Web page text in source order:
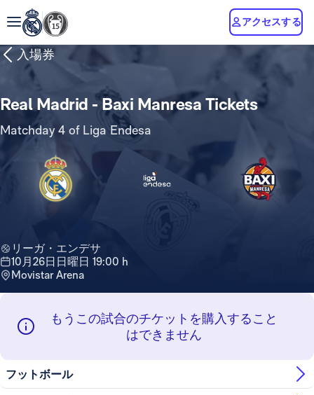
アクセスする
入場券
Real Madrid - Baxi Manresa Tickets
Matchday 4 of Liga Endesa
リーガ・エンデサ
10月26日日曜日 19:00 h
Movistar Arena
もうこの試合のチケットを購入すること
はできません
フットボール